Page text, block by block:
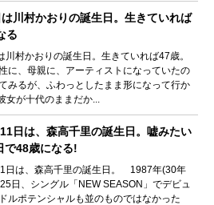
川村かおりの誕生日。生きていれば
る
川村かおりの誕生日。生きていれば47歳。
に、母親に、アーティストになっていたの
みるが、ふわっとしたまま形になって行か
が十代のままだか...
日は、森高千里の誕生日。嘘みたい
で48歳になる!
日は、森高千里の誕生日。 1987年(30年
日、シングル「NEW SEASON」でデビュ
ルポテンシャルも並のものではなかった